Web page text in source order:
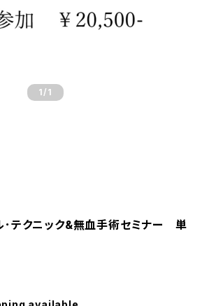
1 /1
ル･テクニック&無血手術セミナー 単